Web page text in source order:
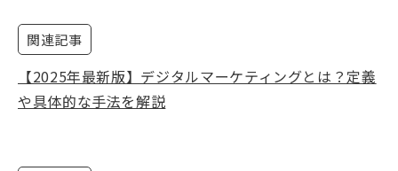
関連記事
【2025年最新版】デジタルマーケティングとは？定義
や具体的な手法を解説